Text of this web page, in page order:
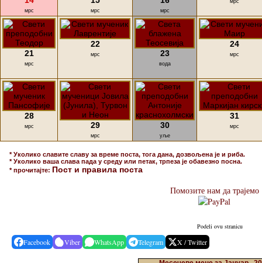
мрс мрс мрс
мрс
21
мрс
22
мрс 23
вода
24
мрс
28
мрс 29
мрс
30
уље
31
мрс
* Уколико славите славу за време поста, тога дана, дозвољена је и риба.
* Уколико ваша слава пада у среду или петак, трпеза је обавезно посна.
* прочитајте: Пост и правила поста
Помозите нам да трајемо
Podeli ovu stranicu
Facebook Viber WhatsApp Telegram X / Twitter